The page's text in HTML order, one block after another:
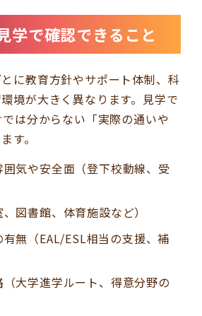
学で確認できること
に教育方針やサポート体制、科
境が大きく異なります。見学で
は分からない「実際の通いや
す。
気や安全面（登下校動線、受
図書館、体育施設など）
無（EAL/ESL相当の支援、補
大学進学ルート、得意分野の